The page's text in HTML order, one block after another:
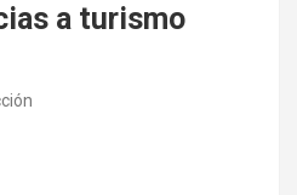
a turismo